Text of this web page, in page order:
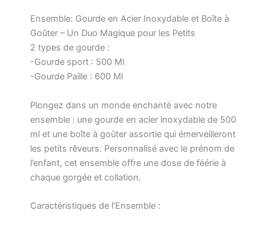
Ensemble: Gourde en Acier Inoxydable et Boîte à
Goûter – Un Duo Magique pour les Petits
2 types de gourde :
-Gourde sport : 500 Ml
-Gourde Paille : 600 Ml
Plongez dans un monde enchanté avec notre
ensemble : une gourde en acier inoxydable de 500
ml et une boîte à goûter assortie qui émerveilleront
les petits rêveurs. Personnalisé avec le prénom de
l’enfant, cet ensemble offre une dose de féérie à
chaque gorgée et collation.
Caractéristiques de l’Ensemble :